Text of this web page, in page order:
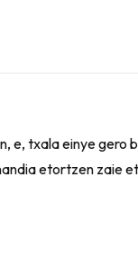
e, txala einye
etortzen zaie